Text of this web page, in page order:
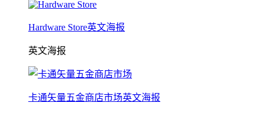
Hardware Store英文海报
英文海报
卡通矢量五金商店市场英文海报